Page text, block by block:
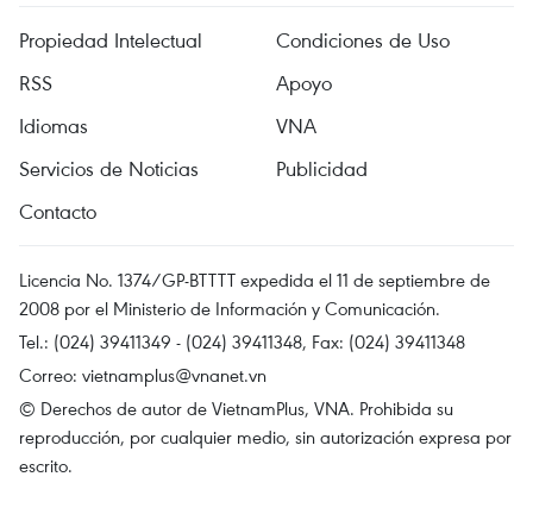
Propiedad Intelectual
Condiciones de Uso
RSS
Apoyo
Idiomas
VNA
Servicios de Noticias
Publicidad
Contacto
Licencia No. 1374/GP-BTTTT expedida el 11 de septiembre de
2008 por el Ministerio de Información y Comunicación.
Tel.: (024) 39411349 - (024) 39411348, Fax: (024) 39411348
Correo: vietnamplus@vnanet.vn
© Derechos de autor de VietnamPlus, VNA. Prohibida su
reproducción, por cualquier medio, sin autorización expresa por
escrito.